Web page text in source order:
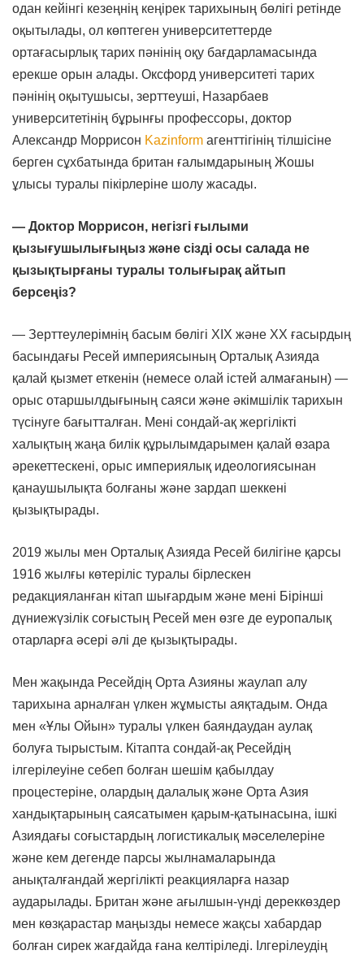
одан кейінгі кезеңнің кеңірек тарихының бөлігі ретінде
оқытылады, ол көптеген университеттерде
ортағасырлық тарих пәнінің оқу бағдарламасында
ерекше орын алады. Оксфорд университеті тарих
пәнінің оқытушысы, зерттеуші, Назарбаев
университетінің бұрынғы профессоры, доктор
Александр Моррисон Kazinform агенттігінің тілшісіне
берген сұхбатында британ ғалымдарының Жошы
ұлысы туралы пікірлеріне шолу жасады.
— Доктор Моррисон, негізгі ғылыми
қызығушылығыңыз және сізді осы салада не
қызықтырғаны туралы толығырақ айтып
берсеңіз?
— Зерттеулерімнің басым бөлігі ХІХ және ХХ ғасырдың
басындағы Ресей империясының Орталық Азияда
қалай қызмет еткенін (немесе олай істей алмағанын) —
орыс отаршылдығының саяси және әкімшілік тарихын
түсінуге бағытталған. Мені сондай-ақ жергілікті
халықтың жаңа билік құрылымдарымен қалай өзара
әрекеттескені, орыс империялық идеологиясынан
қанаушылықта болғаны және зардап шеккені
қызықтырады.
2019 жылы мен Орталық Азияда Ресей билігіне қарсы
1916 жылғы көтеріліс туралы бірлескен
редакцияланған кітап шығардым және мені Бірінші
дүниежүзілік соғыстың Ресей мен өзге де еуропалық
отарларға әсері әлі де қызықтырады.
Мен жақында Ресейдің Орта Азияны жаулап алу
тарихына арналған үлкен жұмысты аяқтадым. Онда
мен «Ұлы Ойын» туралы үлкен баяндаудан аулақ
болуға тырыстым. Кітапта сондай-ақ Ресейдің
ілгерілеуіне себеп болған шешім қабылдау
процестеріне, олардың далалық және Орта Азия
хандықтарының саясатымен қарым-қатынасына, ішкі
Азиядағы соғыстардың логистикалық мәселелеріне
және кем дегенде парсы жылнамаларында
анықталғандай жергілікті реакцияларға назар
аударылады. Британ және ағылшын-үнді дереккөздер
мен көзқарастар маңызды немесе жақсы хабардар
болған сирек жағдайда ғана келтіріледі. Ілгерілеудің